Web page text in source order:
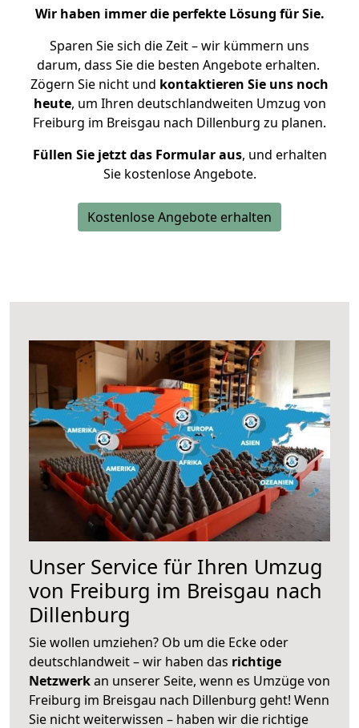
Wir haben immer die perfekte Lösung für Sie.
Sparen Sie sich die Zeit – wir kümmern uns
darum, dass Sie die besten Angebote erhalten.
Zögern Sie nicht und kontaktieren Sie uns noch
heute, um Ihren deutschlandweiten Umzug von
Freiburg im Breisgau nach Dillenburg zu planen.
Füllen Sie jetzt das Formular aus, und erhalten
Sie kostenlose Angebote.
Kostenlose Angebote erhalten
Unser Service für Ihren Umzug
von Freiburg im Breisgau nach
Dillenburg
Sie wollen umziehen? Ob um die Ecke oder
deutschlandweit – wir haben das richtige
Netzwerkan unserer Seite, wenn es Umzüge von
Freiburg im Breisgau nach Dillenburg geht! Wenn
Sie nicht weiterwissen – haben wir die richtige